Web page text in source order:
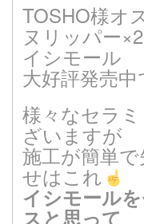
TOSHO様オ
ヌリッパー×2
イシモール
大好評発売
様々なセラ
ざいますが
施工が簡単
せはこれ
イシモール
スと思って